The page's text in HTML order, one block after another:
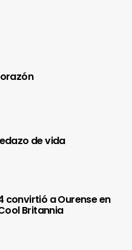
de vida
convirtió a Ourense en
Britannia